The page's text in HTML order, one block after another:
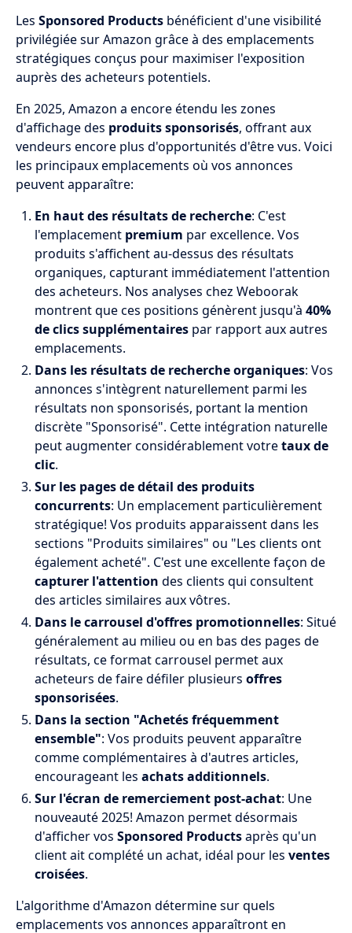
Les Sponsored Products bénéficient d'une visibilité
privilégiée sur Amazon grâce à des emplacements
stratégiques conçus pour maximiser l'exposition
auprès des acheteurs potentiels.
En 2025, Amazon a encore étendu les zones
d'affichage des produits sponsorisés, offrant aux
vendeurs encore plus d'opportunités d'être vus. Voici
les principaux emplacements où vos annonces
peuvent apparaître:
En haut des résultats de recherche: C'est
l'emplacement premium par excellence. Vos
produits s'affichent au-dessus des résultats
organiques, capturant immédiatement l'attention
des acheteurs. Nos analyses chez Weboorak
montrent que ces positions génèrent jusqu'à 40%
de clics supplémentaires par rapport aux autres
emplacements.
Dans les résultats de recherche organiques: Vos
annonces s'intègrent naturellement parmi les
résultats non sponsorisés, portant la mention
discrète "Sponsorisé". Cette intégration naturelle
peut augmenter considérablement votretaux de
clic.
Sur les pages de détail des produits
concurrents: Un emplacement particulièrement
stratégique! Vos produits apparaissent dans les
sections "Produits similaires" ou "Les clients ont
également acheté". C'est une excellente façon de
capturer l'attention des clients qui consultent
des articles similaires aux vôtres.
Dans le carrousel d'offres promotionnelles: Situé
généralement au milieu ou en bas des pages de
résultats, ce format carrousel permet aux
acheteurs de faire défiler plusieurs offres
sponsorisées.
Dans la section "Achetés fréquemment
ensemble": Vos produits peuvent apparaître
comme complémentaires à d'autres articles,
encourageant les achats additionnels.
Sur l'écran de remerciement post-achat: Une
nouveauté 2025! Amazon permet désormais
d'afficher vos Sponsored Productsaprès qu'un
client ait complété un achat, idéal pour les ventes
croisées.
L'algorithme d'Amazon détermine sur quels
emplacements vos annonces apparaîtront en